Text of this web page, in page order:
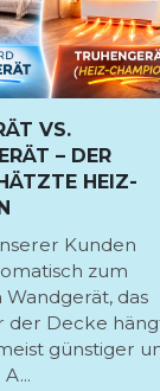
VS.
– DER
HEIZ-
Kunden
zum
Wandgerät, das
der Decke
günstiger